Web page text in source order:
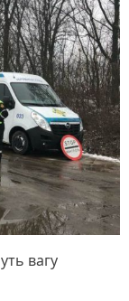
вагу